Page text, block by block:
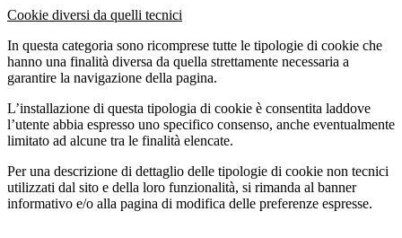
Cookie diversi da quelli tecnici
In questa categoria sono ricomprese tutte le tipologie di cookie che
hanno una finalità diversa da quella strettamente necessaria a
garantire la navigazione della pagina.
L’installazione di questa tipologia di cookie è consentita laddove
l’utente abbia espresso uno specifico consenso, anche eventualmente
limitato ad alcune tra le finalità elencate.
Per una descrizione di dettaglio delle tipologie di cookie non tecnici
utilizzati dal sito e della loro funzionalità, si rimanda al banner
informativo e/o alla pagina di modifica delle preferenze espresse.